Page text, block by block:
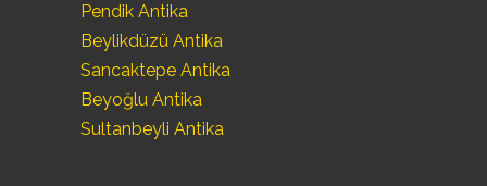
Pendik Antika
Beylikdüzü Antika
Sancaktepe Antika
Beyoğlu Antika
Sultanbeyli Antika